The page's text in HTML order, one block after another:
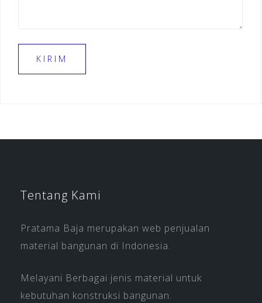
Tentang Kami
Pratama Baja merupakan web penjualan
material bangunan di Indonesia.
Melayani Berbagai jenis material untuk
kebutuhan konstruksi bangunan.